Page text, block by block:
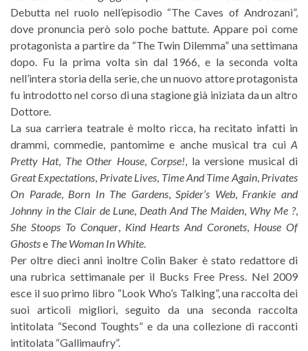
Debutta nel ruolo nell’episodio “The Caves of Androzani”,
dove pronuncia però solo poche battute. Appare poi come
protagonista a partire da “The Twin Dilemma” una settimana
dopo. Fu la prima volta sin dal 1966, e la seconda volta
nell’intera storia della serie, che un nuovo attore protagonista
fu introdotto nel corso di una stagione già iniziata da un altro
Dottore.
La sua carriera teatrale è molto ricca, ha recitato infatti in
drammi, commedie, pantomime e anche musical tra cui A
Pretty Hat, The Other House,Corpse! , la versione musical di
Great Expectations Private Lives Time And Time Again, Privates
On Parade, Born In The Gardens, Spider’s Web, Frankie and
Johnny in the Clair de Lune Death And The Maiden Why Me ?,
She Stoops To Conquer, Kind Hearts And Coronets House Of
Ghostse The Woman In White
Per oltre dieci anni inoltre Colin Baker è stato redattore di
una rubrica settimanale per il Bucks Free Press. Nel 2009
esce il suo primo libro “Look Who’s Talking”, una raccolta dei
suoi articoli migliori, seguito da una seconda raccolta
intitolata “Second Toughts” e da una collezione di racconti
intitolata “Gallimaufry”.